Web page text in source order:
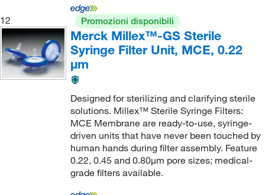
12 Promozioni disponibili
Merck Millex™-GS Sterile
Syringe Filter Unit, MCE, 0.22
μm
Designed for sterilizing and clarifying sterile
solutions. Millex™ Sterile Syringe Filters:
MCE Membrane are ready-to-use, syringe-
driven units that have never been touched by
human hands during filter assembly. Feature
0.22, 0.45 and 0.80μm pore sizes; medical-
grade filters available.